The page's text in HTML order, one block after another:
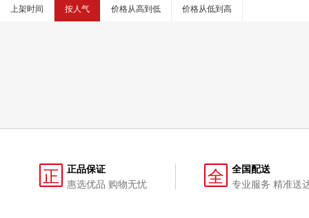
上架时间 按人气 价格从高到低 价格从低到高
正
正品保证
惠选优品 购物无忧
全
全国配送
专业服务 精准送